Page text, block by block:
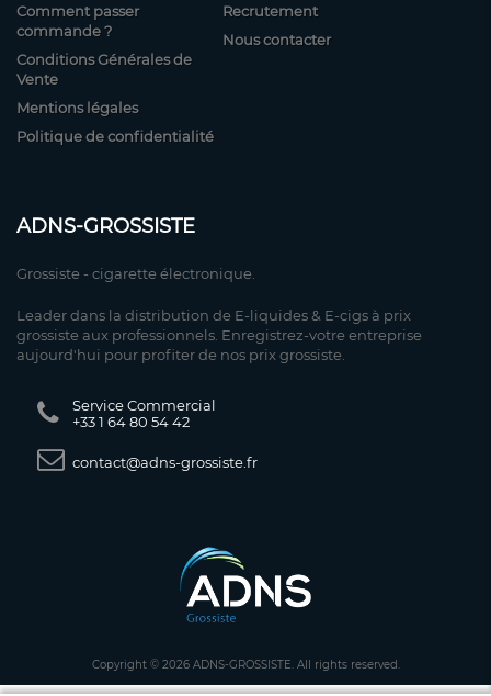
Comment passer
commande ?
Conditions Générales de
Vente
Mentions légales
Politique de confidentialité
Recrutement
Nous contacter
ADNS-GROSSISTE
Grossiste - cigarette électronique.
Leader dans la distribution de E-liquides & E-cigs à prix
grossiste aux professionnels. Enregistrez-votre entreprise
aujourd'hui pour profiter de nos prix grossiste.
Service Commercial
+33 1 64 80 54 42
contact@adns-grossiste.fr
Copyright © 2026 ADNS-GROSSISTE. All rights reserved.